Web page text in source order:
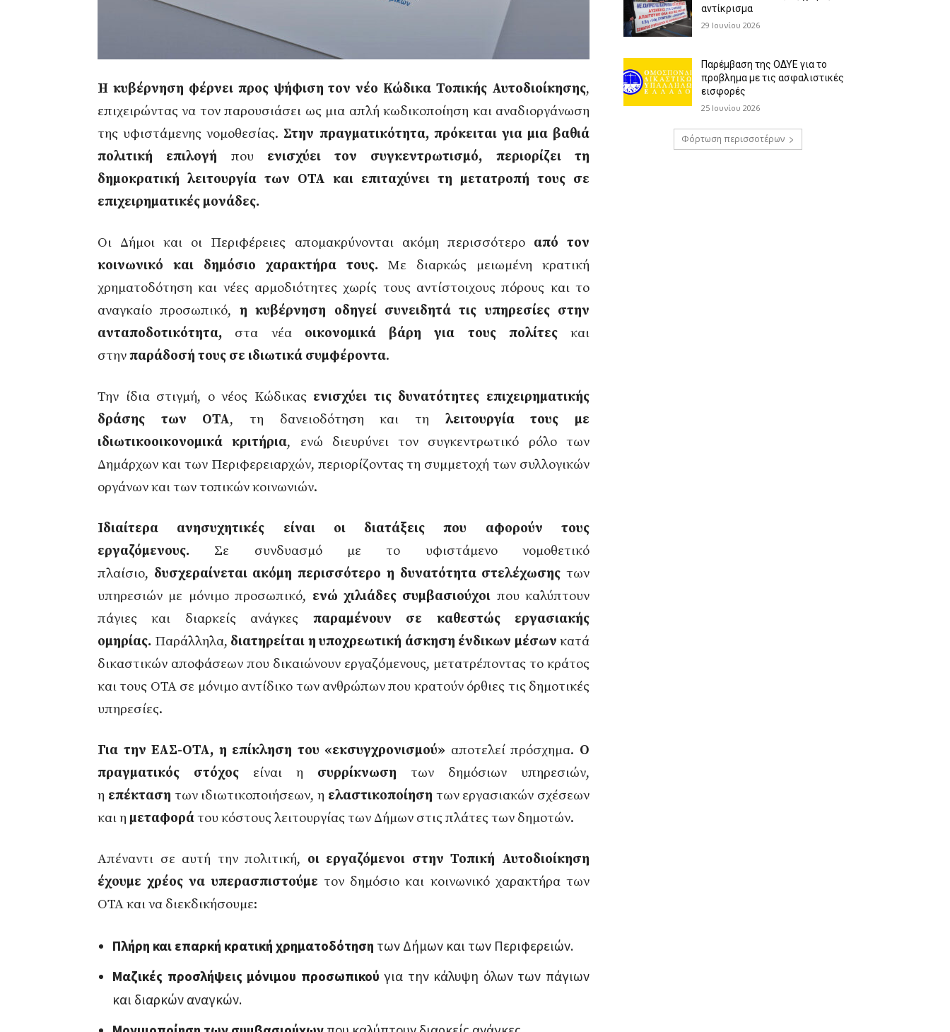
Η κυβέρνηση φέρνει προς ψήφιση τον νέο Κώδικα Τοπικής Αυτοδιοίκησης,
επιχειρώντας να τον παρουσιάσει ως μια απλή κωδικοποίηση και αναδιοργάνωση
της υφιστάμενης νομοθεσίας. Στην πραγματικότητα, πρόκειται για μια βαθιά
πολιτική επιλογή που ενισχύει τον συγκεντρωτισμό, περιορίζει τη
δημοκρατική λειτουργία των ΟΤΑ και επιταχύνει τη μετατροπή τους σε
επιχειρηματικές μονάδες.
Οι Δήμοι και οι Περιφέρειες απομακρύνονται ακόμη περισσότερο από τον
κοινωνικό και δημόσιο χαρακτήρα τους. Με διαρκώς μειωμένη κρατική
χρηματοδότηση και νέες αρμοδιότητες χωρίς τους αντίστοιχους πόρους και το
αναγκαίο προσωπικό, η κυβέρνηση οδηγεί συνειδητά τις υπηρεσίες στην
ανταποδοτικότητα, στα νέα οικονομικά βάρη για τους πολίτες και
στηνπαράδοσή τους σε ιδιωτικά συμφέροντα.
Την ίδια στιγμή, ο νέος Κώδικας ενισχύει τις δυνατότητες επιχειρηματικής
δράσης των ΟΤΑ, τη δανειοδότηση και τη λειτουργία τους με
ιδιωτικοοικονομικά κριτήρια, ενώ διευρύνει τον συγκεντρωτικό ρόλο των
Δημάρχων και των Περιφερειαρχών, περιορίζοντας τη συμμετοχή των συλλογικών
οργάνων και των τοπικών κοινωνιών.
Ιδιαίτερα ανησυχητικές είναι οι διατάξεις που αφορούν τους
εργαζόμενους. Σε συνδυασμό με το υφιστάμενο νομοθετικό
πλαίσιο, δυσχεραίνεται ακόμη περισσότερο η δυνατότητα στελέχωσηςτων
υπηρεσιών με μόνιμο προσωπικό, ενώ χιλιάδες συμβασιούχοι που καλύπτουν
πάγιες και διαρκείς ανάγκες παραμένουν σε καθεστώς εργασιακής
ομηρίας. Παράλληλα, διατηρείται η υποχρεωτική άσκηση ένδικων μέσων κατά
δικαστικών αποφάσεων που δικαιώνουν εργαζόμενους, μετατρέποντας το κράτος
και τους ΟΤΑ σε μόνιμο αντίδικο των ανθρώπων που κρατούν όρθιες τις δημοτικές
υπηρεσίες.
Για την ΕΑΣ-ΟΤΑ, η επίκληση του «εκσυγχρονισμού» αποτελεί πρόσχημα. Ο
πραγματικός στόχος είναι η συρρίκνωση των δημόσιων υπηρεσιών,
η επέκταση των ιδιωτικοποιήσεων, η ελαστικοποίηση των εργασιακών σχέσεων
και η μεταφοράτου κόστους λειτουργίας των Δήμων στις πλάτες των δημοτών.
Απέναντι σε αυτή την πολιτική, οι εργαζόμενοι στην Τοπική Αυτοδιοίκηση
έχουμε χρέος να υπερασπιστούμετον δημόσιο και κοινωνικό χαρακτήρα των
ΟΤΑ και να διεκδικήσουμε:
Πλήρη και επαρκή κρατική χρηματοδότηση των Δήμων και των Περιφερειών.
Μαζικές προσλήψεις μόνιμου προσωπικούγια την κάλυψη όλων των πάγιων
και διαρκών αναγκών.
αντίκρισμα
29 Ιουνίου 2026
Παρέμβαση της ΟΔΥΕ για το
προβλημα με τις ασφαλιστικές
εισφορές
25 Ιουνίου 2026
Φόρτωση περισσοτέρων